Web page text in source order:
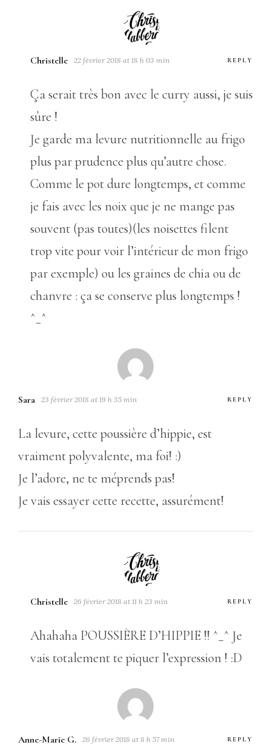
Christelle 22 février 2018 at 18 h 03 min REPLY
Ça serait très bon avec le curry aussi, je suis
sûre !
Je garde ma levure nutritionnelle au frigo
plus par prudence plus qu’autre chose.
Comme le pot dure longtemps, et comme
je fais avec les noix que je ne mange pas
souvent (pas toutes)(les noisettes filent
trop vite pour voir l’intérieur de mon frigo
par exemple) ou les graines de chia ou de
chanvre : ça se conserve plus longtemps !
^_^
Sara 23 février 2018 at 19 h 35 min REPLY
La levure, cette poussière d’hippie, est
vraiment polyvalente, ma foi! :)
Je l’adore, ne te méprends pas!
Je vais essayer cette recette, assurément!
Christelle 26 février 2018 at 11 h 23 min REPLY
Ahahaha POUSSIÈRE D’HIPPIE !! ^_^ Je
vais totalement te piquer l’expression ! :D
Anne-Marie G. 26 février 2018 at 8 h 57 min REPLY